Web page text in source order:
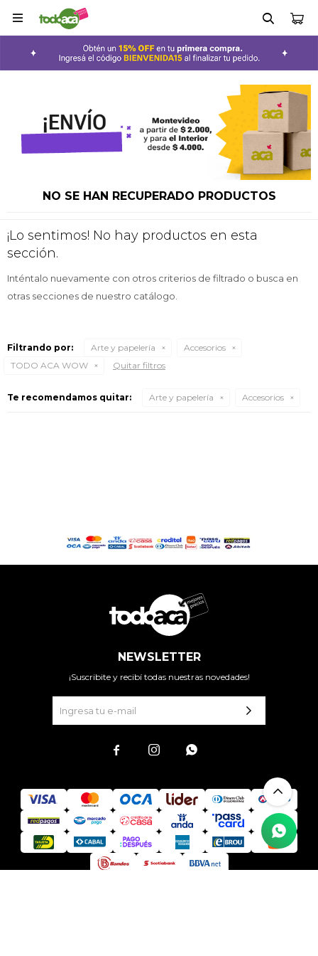

NO SE HAN RECUPERADO PRODUCTOS
¡Lo sentimos! No hay productos en esta
sección.
Inténtalo nuevamente con otros criterios de filtrado o busca en
otras secciones de nuestro catálogo.
Filtrando por: Arte y papelería
Accesorios
TODO ACA WOW
Quitar filtros
Te recomendamos quitar: Arte y papelería Accesorios
NEWSLETTER
¡Suscribite y recibí todas nuestras novedades!
  